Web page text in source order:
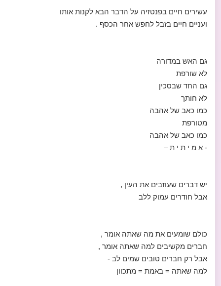
עשירים חיים בפנטזיה על הדבר הבא לקנות אותו
ועניים חיים בזבל לחפש אחר הכסף .
גם האש במדורה
לא שורפת
גם החד שבסכין
לא חותך
כמו כאב של אהבה
מטורפת
כמו כאב של אהבה
- א מ י ת י ת –
יש דברים שעוזבים את העין ,
אבל חודרים עמוק ללב
כולם שומעים את מה שאתה אומר ,
חברים מקשיבים למה שאתה אומר ,
אבל רק חברים טובים שמים לב -
למה שאתה = באמת = מתכוון